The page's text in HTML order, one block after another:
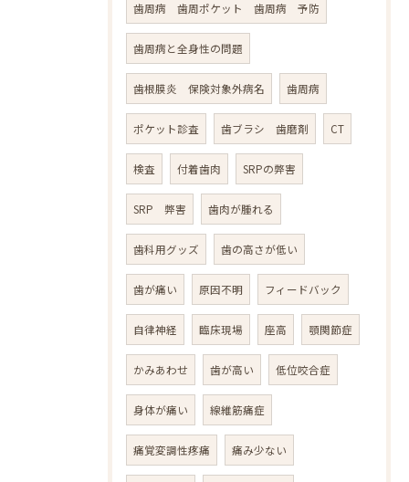
歯周病 歯周ポケット 歯周病 予防
歯周病と全身性の問題
歯根膜炎 保険対象外病名 歯周病
ポケット診査 歯ブラシ 歯磨剤 CT
検査 付着歯肉 SRPの弊害
SRP 弊害 歯肉が腫れる
歯科用グッズ 歯の高さが低い
歯が痛い 原因不明 フィードバック
自律神経 臨床現場 座高 顎関節症
かみあわせ 歯が高い 低位咬合症
身体が痛い 線維筋痛症
痛覚変調性疼痛 痛み少ない